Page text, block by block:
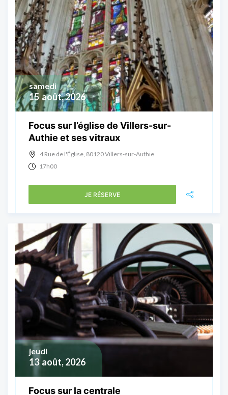
15 août, 2026
samedi
Focus sur l’église de Villers-sur-
Authie et ses vitraux
4 Rue de l'Église, 80120 Villers-sur-Authie
17h00
JE RÉSERVE
13 août, 2026
jeudi
Focus sur la centrale